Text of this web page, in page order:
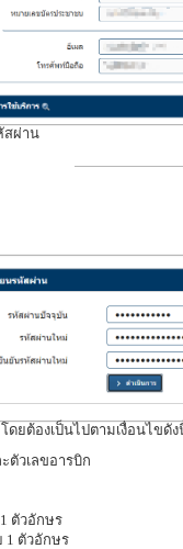
สผ่าน
ยต้องเป็นไปตามเงื่อนไขดัง
ตัวเลขอารบิก
ตัวอักษร
1 ตัวอักษร